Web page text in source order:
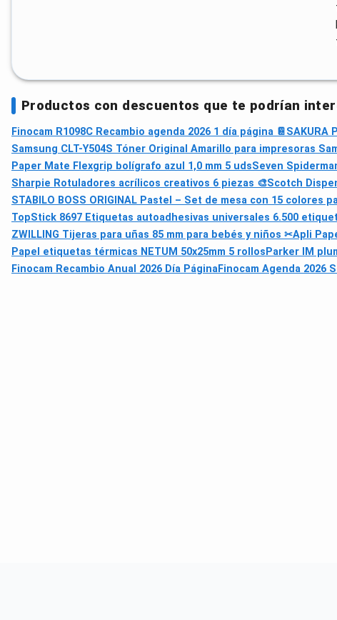
Productos con descuentos que te podrían
Finocam R1098C Recambio agenda 2026 1 día página 📔SAKURA
Samsung CLT-Y504S Tóner Original Amarillo para impresoras
Paper Mate Flexgrip bolígrafo azul 1,0 mm 5 udsSeven
Sharpie Rotuladores acrílicos creativos 6 piezas 🎨Scotch
STABILO BOSS ORIGINAL Pastel – Set de mesa con 15
TopStick 8697 Etiquetas autoadhesivas universales 6.500
ZWILLING Tijeras para uñas 85 mm para bebés y niños ✂Apli
Papel etiquetas térmicas NETUM 50x25mm 5 rollosParker IM
Finocam Recambio Anual 2026 Día PáginaFinocam Agenda 2026